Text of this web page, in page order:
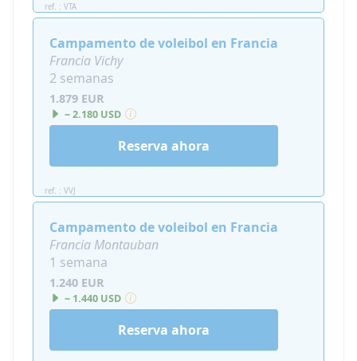
ref. : VTA
Campamento de voleibol en Francia
Francia Vichy
2 semanas
1.879 EUR
~ 2.180 USD
ref. : VVJ
Reserva ahora
Campamento de voleibol en Francia
Francia Montauban
1 semana
1.240 EUR
~ 1.440 USD
Reserva ahora